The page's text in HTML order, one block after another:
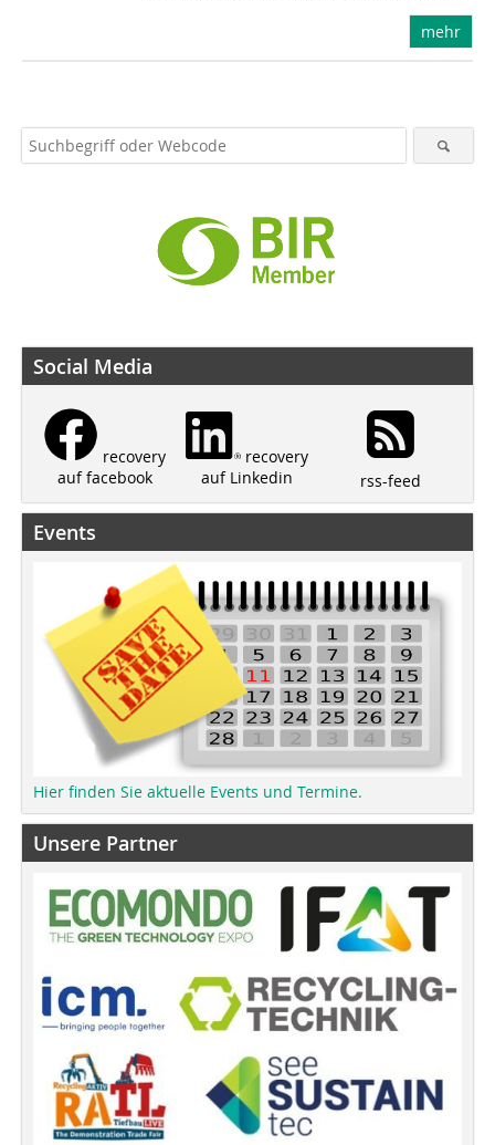
mehr
Social Media
recovery
auf facebook
recovery
auf Linkedin
rss-feed
Events
Hier finden Sie aktuelle Events und Termine.
Unsere Partner